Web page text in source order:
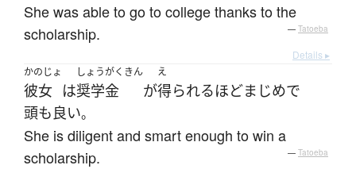
She was able to go to college thanks to the
scholarship.
— Tatoeba
Details ▸
かのじょ
彼女 は
しょうがくきん
奨学金 が
え
得られるほどまじめで
頭も良い。
She is diligent and smart enough to win a
scholarship.
— Tatoeba